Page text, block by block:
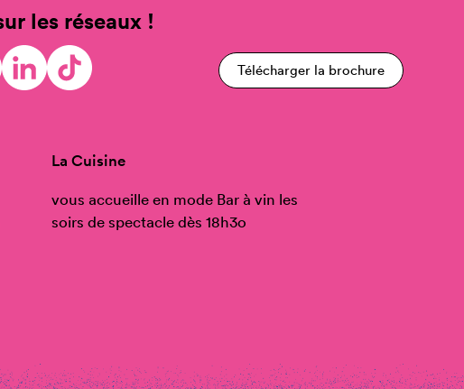
les réseaux !
Télécharger la brochure
La Cuisine
vous accueille en mode Bar à vin les
soirs de spectacle dès 18h3o